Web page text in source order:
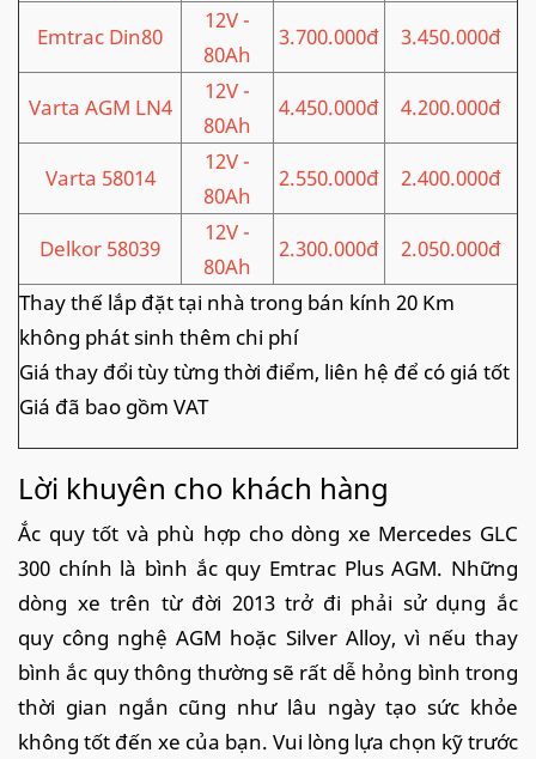
Emtrac Din80
12V -
80Ah
3.700.000đ 3.450.000đ
Varta AGM LN4
12V -
80Ah
4.450.000đ 4.200.000đ
Varta 58014
12V -
80Ah
2.550.000đ 2.400.000đ
Delkor 58039
12V -
80Ah
2.300.000đ
2.050.000đ
Thay thế lắp đặt tại nhà trong bán kính 20 Km
không phát sinh thêm chi phí
Giá thay đổi tùy từng thời điểm, liên hệ để có giá tốt
Giá đã bao gồm VAT
Lời khuyên cho khách hàng
Ắc quy tốt và phù hợp cho dòng xe Mercedes GLC
300 chính là bình ắc quy Emtrac Plus AGM. Những
dòng xe trên từ đời 2013 trở đi phải sử dụng ắc
quy công nghệ AGM hoặc Silver Alloy, vì nếu thay
bình ắc quy thông thường sẽ rất dễ hỏng bình trong
thời gian ngắn cũng như lâu ngày tạo sức khỏe
không tốt đến xe của bạn. Vui lòng lựa chọn kỹ trước